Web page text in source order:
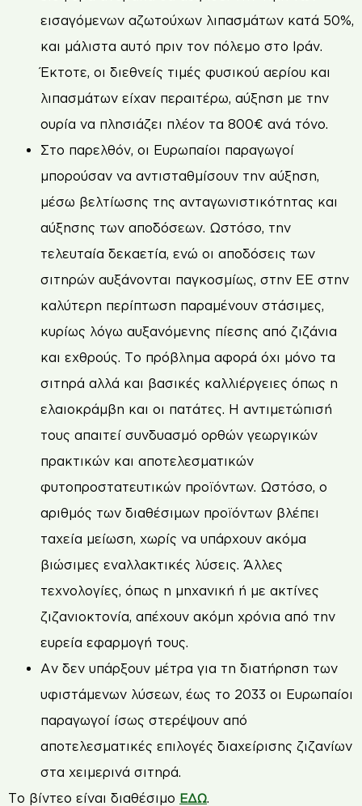
εισαγόμενων αζωτούχων λιπασμάτων κατά 50%,
και μάλιστα αυτό πριν τον πόλεμο στο Ιράν.
Έκτοτε, οι διεθνείς τιμές φυσικού αερίου και
λιπασμάτων είχαν περαιτέρω, αύξηση με την
ουρία να πλησιάζει πλέον τα 800€ ανά τόνο.
Στο παρελθόν, οι Ευρωπαίοι παραγωγοί
μπορούσαν να αντισταθμίσουν την αύξηση,
μέσω βελτίωσης της ανταγωνιστικότητας και
αύξησης των αποδόσεων. Ωστόσο, την
τελευταία δεκαετία, ενώ οι αποδόσεις των
σιτηρών αυξάνονται παγκοσμίως, στην ΕΕ στην
καλύτερη περίπτωση παραμένουν στάσιμες,
κυρίως λόγω αυξανόμενης πίεσης από ζιζάνια
και εχθρούς. Το πρόβλημα αφορά όχι μόνο τα
σιτηρά αλλά και βασικές καλλιέργειες όπως η
ελαιοκράμβη και οι πατάτες. Η αντιμετώπισή
τους απαιτεί συνδυασμό ορθών γεωργικών
πρακτικών και αποτελεσματικών
φυτοπροστατευτικών προϊόντων. Ωστόσο, ο
αριθμός των διαθέσιμων προϊόντων βλέπει
ταχεία μείωση, χωρίς να υπάρχουν ακόμα
βιώσιμες εναλλακτικές λύσεις. Άλλες
τεχνολογίες, όπως η μηχανική ή με ακτίνες
ζιζανιοκτονία, απέχουν ακόμη χρόνια από την
ευρεία εφαρμογή τους.
Αν δεν υπάρξουν μέτρα για τη διατήρηση των
υφιστάμενων λύσεων, έως το 2033 οι Ευρωπαίοι
παραγωγοί ίσως στερέψουν από
αποτελεσματικές επιλογές διαχείρισης ζιζανίων
στα χειμερινά σιτηρά.
Το βίντεο είναι διαθέσιμο ΕΔΩ.